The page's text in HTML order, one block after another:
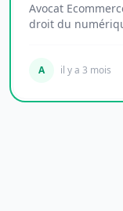
Avocat
droit du
A il y a 3 mois